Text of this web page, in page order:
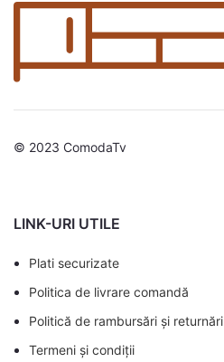
© 2023 ComodaTv
LINK-URI UTILE
Plati securizate
Politica de livrare comandă
Politică de rambursări și returnări
Termeni și condiții